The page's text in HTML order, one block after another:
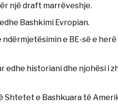
një draft marrëveshje.
Bashkimi Evropian.
e BE-së e
historiani dhe njohësi i
Shtetet e Bashkuara të